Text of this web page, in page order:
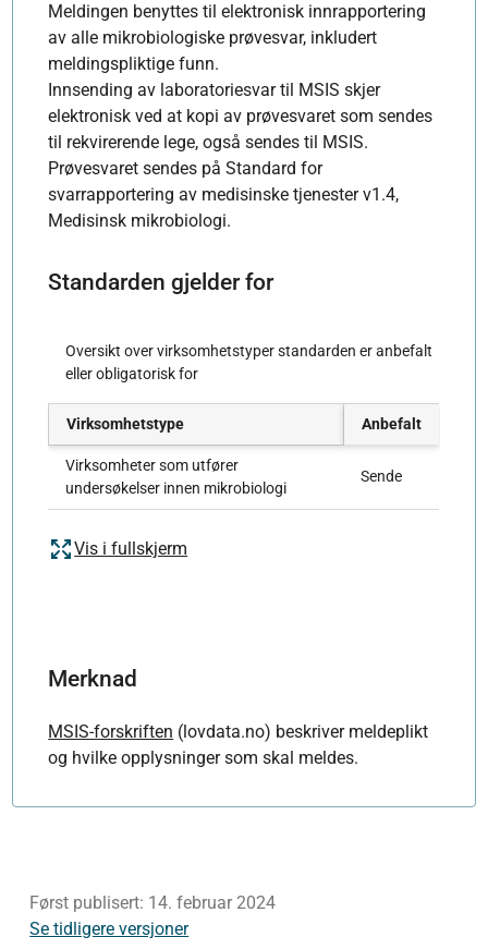
Meldingen benyttes til elektronisk innrapportering
av alle mikrobiologiske prøvesvar, inkludert
meldingspliktige funn.
Innsending av laboratoriesvar til MSIS skjer
elektronisk ved at kopi av prøvesvaret som sendes
til rekvirerende lege, også sendes til MSIS.
Prøvesvaret sendes på Standard for
svarrapportering av medisinske tjenester v1.4,
Medisinsk mikrobiologi.
Standarden gjelder for
Oversikt over virksomhetstyper standarden er anbefalt
eller obligatorisk for
Virksomhetstype Anbefalt
Virksomheter som utfører
undersøkelser innen mikrobiologi
Sende
Vis i fullskjerm
Merknad
MSIS-forskriften (lovdata.no) beskriver meldeplikt
og hvilke opplysninger som skal meldes.
Først publisert: 14. februar 2024
Se tidligere versjoner